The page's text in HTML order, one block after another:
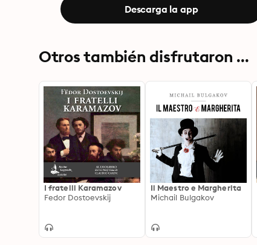
Descarga la app
Otros también disfrutaron ...
I fratelli Karamazov
Fedor Dostoevskij
Il Maestro e Margherita
Michail Bulgakov